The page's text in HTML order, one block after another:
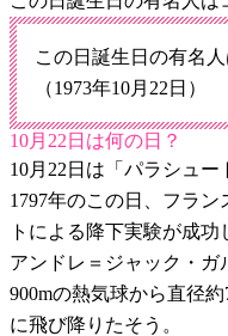
この日誕生日の有名
（1973年10月22日）
10月22日は何の日？
10月22日は「パラシュー
1797年のこの日、フラ
トによる降下実験が成功
アンドレ＝ジャック・
900mの熱気球から直径
に飛び降りたそう。